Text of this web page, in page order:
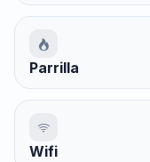
Parrilla
Wifi